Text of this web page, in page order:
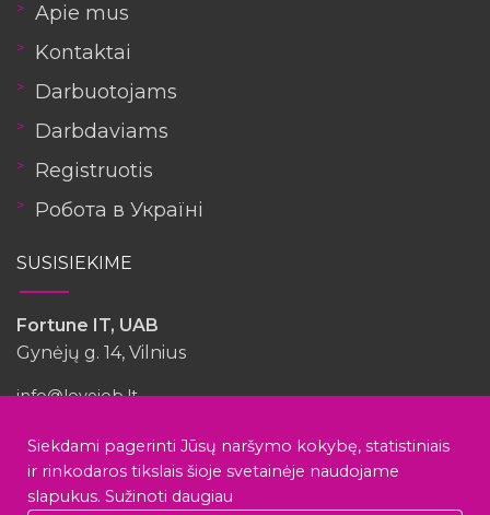
Apie mus
Kontaktai
Darbuotojams
Darbdaviams
Registruotis
Робота в Україні
SUSISIEKIME
Fortune IT, UAB
Gynėjų g. 14, Vilnius
info@lovejob.lt
Siekdami pagerinti Jūsų naršymo kokybę, statistiniais
ir rinkodaros tikslais šioje svetainėje naudojame
slapukus. Sužinoti daugiau